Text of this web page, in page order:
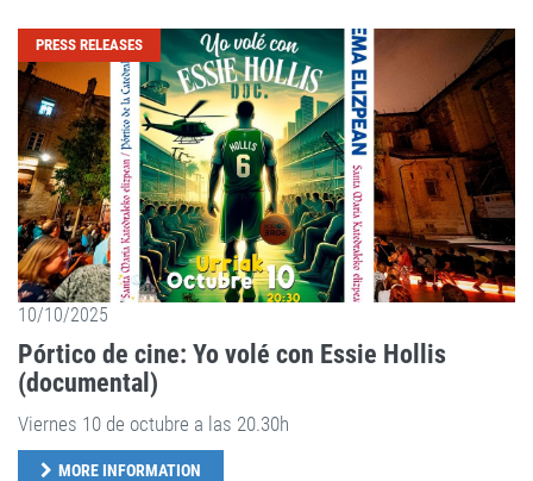
PRESS RELEASES
10/10/2025
Pórtico de cine: Yo volé con Essie Hollis
(documental)
Viernes 10 de octubre a las 20.30h
MORE INFORMATION